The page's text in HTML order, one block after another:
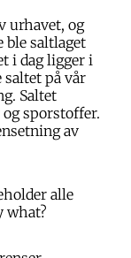
urhavet, og
ble saltlaget
i dag ligger i
saltet på vår
Saltet
sporstoffer.
av
alle
what?